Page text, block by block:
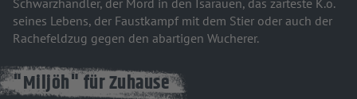
Schwarzhändler, der Mord in den Isarauen, das zarteste K.o.
seines Lebens, der Faustkampf mit dem Stier oder auch der
Rachefeldzug gegen den abartigen Wucherer.
"Miljöh" für Zuhause